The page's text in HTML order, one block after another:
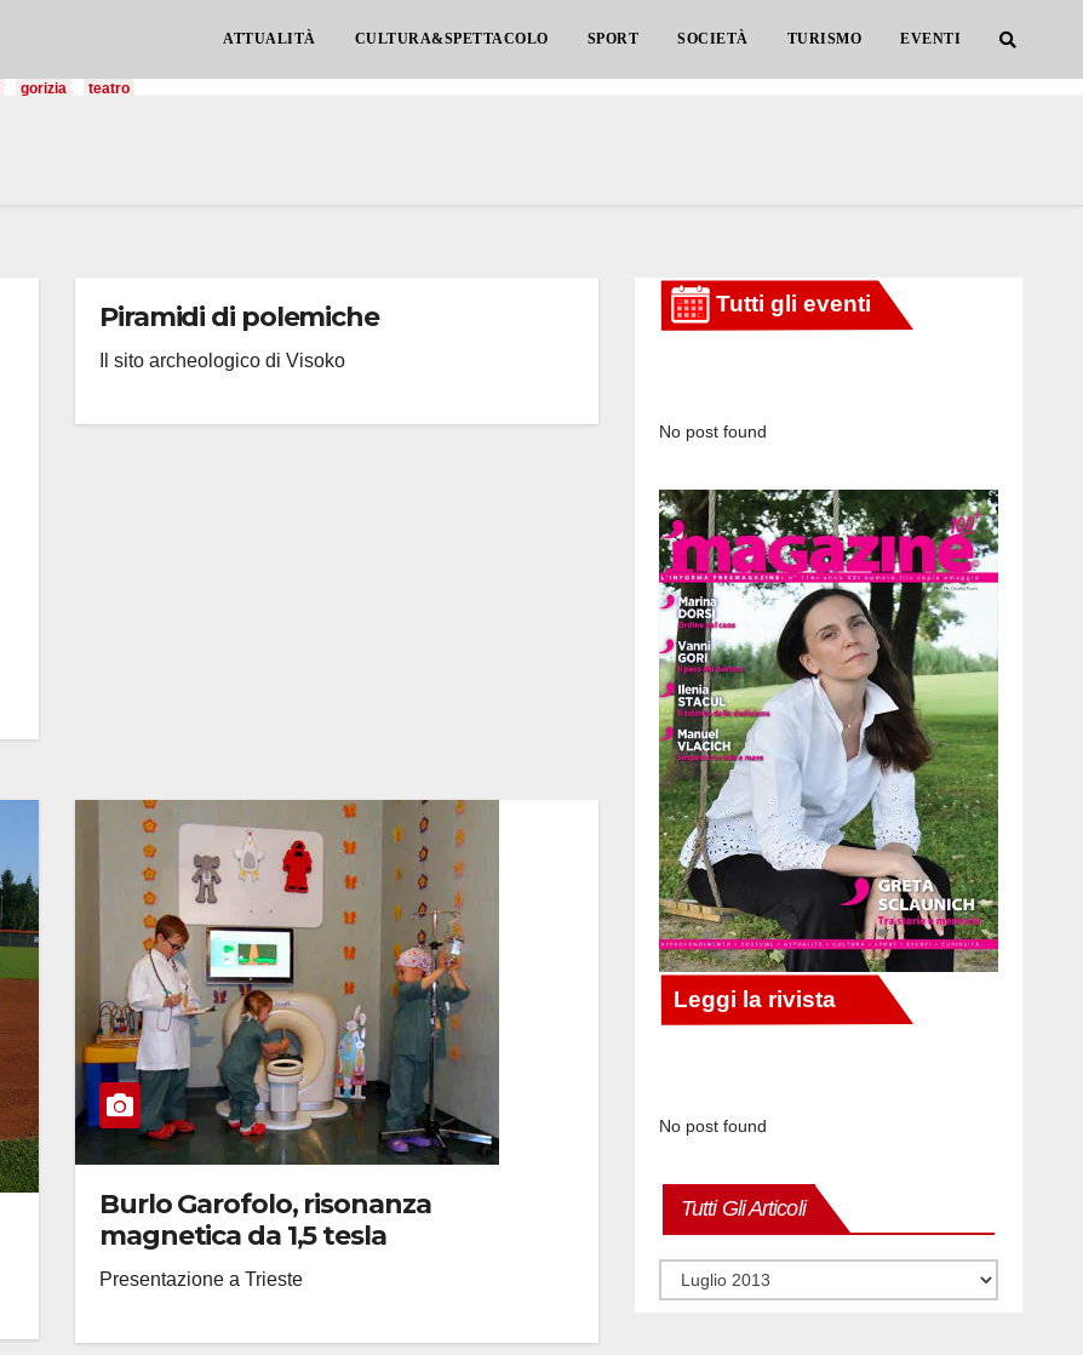
ATTUALITÀ CULTURA&SPETTACOLO SPORT SOCIETÀ TURISMO EVENTI
gorizia teatro
Piramidi di polemiche
Il sito archeologico di Visoko
Burlo Garofolo, risonanza
magnetica da 1,5 tesla
Presentazione a Trieste
No post found
No post found
Tutti Gli Articoli
Tutti
articoli